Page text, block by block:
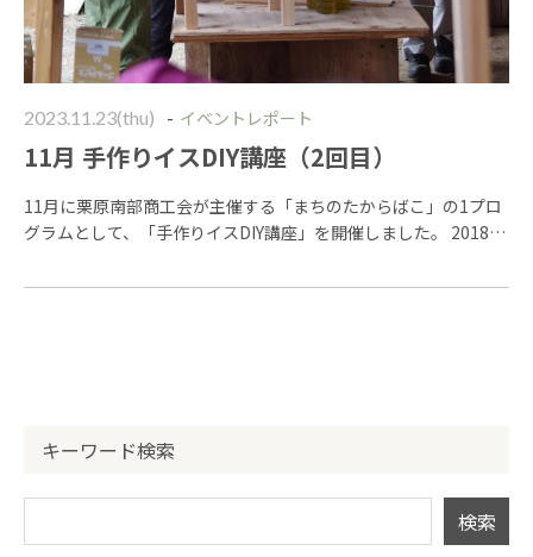
11月 手作りイスDIY講座（2回目）
2023.11.23(thu) - イベントレポート
11月に栗原南部商工会が主催する「まちのたからばこ」の1プロ
グラムとして、「手作りイスDIY講座」を開催しました。 2018年
え、同じ内容での
キーワード検索